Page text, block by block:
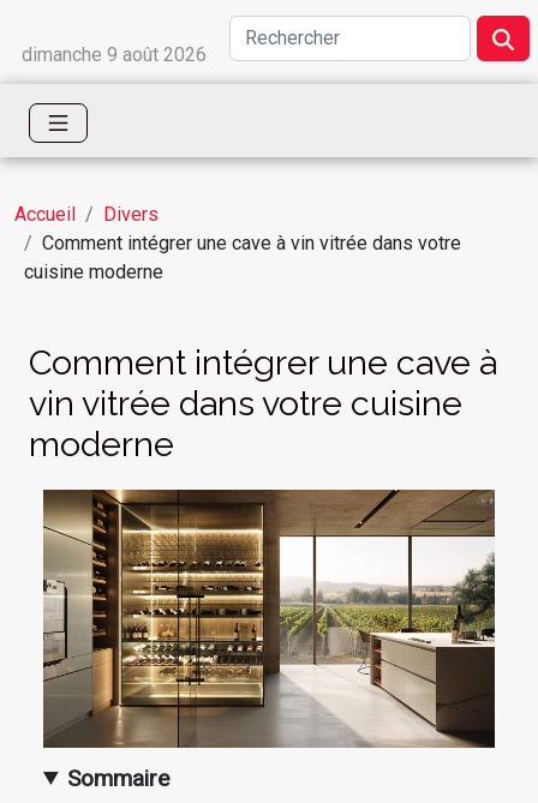
dimanche 9 août 2026
Accueil
Divers
Comment intégrer une cave à vin vitrée dans votre
cuisine moderne
Comment intégrer une cave à
vin vitrée dans votre cuisine
moderne
Sommaire